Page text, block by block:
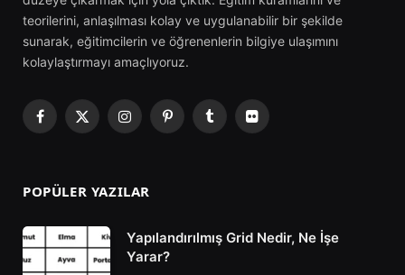
teorilerini, anlaşılması kolay ve uygulanabilir bir şekilde
sunarak, eğitimcilerin ve öğrenenlerin bilgiye ulaşımını
kolaylaştırmayı amaçlıyoruz.
Facebook
X
InstagramPinterestTumblrFlickr
POPÜLER YAZILAR
Yapılandırılmış Grid Nedir, Ne İşe
Yarar?